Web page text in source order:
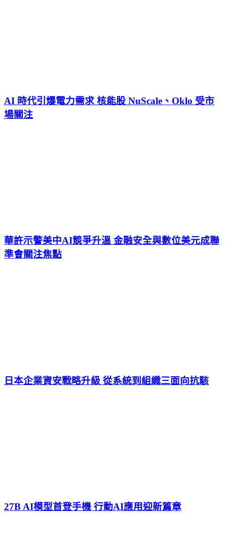
AI 時代引爆電力需求 核能股 NuScale、Oklo 受市
場關注
華許示警美中AI競爭升溫 金融安全與數位美元成聯
準會關注焦點
日本企業資安戰略升級 從系統到組織三面向抗駭
27B AI模型首登手機 行動AI應用迎新篇章